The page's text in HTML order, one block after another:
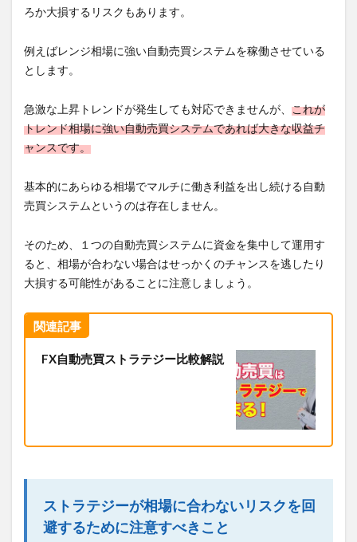
ろか大損するリスクもあります。
例えばレンジ相場に強い自動売買システムを稼働させている
とします。
急激な上昇トレンドが発生しても対応できませんが、 これが
トレンド相場に強い自動売買システムであれば大きな収益チ
ャンスです。
基本的にあらゆる相場でマルチに働き利益を出し続ける自動
売買システムというのは存在しません。
そのため、１つの自動売買システムに資金を集中して運用す
ると、相場が合わない場合はせっかくのチャンスを逃したり
大損する可能性があることに注意しましょう。
関連記事
FX自動売買ストラテジー比較解説
ストラテジーが相場に合わないリスクを回
避するために注意すべきこと